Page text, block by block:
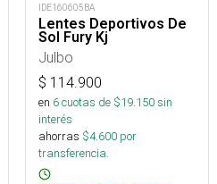
IDE160605BA
Lentes Deportivos De
Sol Fury Kj
Julbo
$ 114.900
en 6cuotas de $19.150sin
interés
ahorras $4.600 por
transferencia.